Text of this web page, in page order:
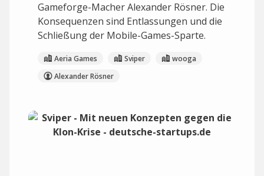
Gameforge-Macher Alexander Rösner. Die
Konsequenzen sind Entlassungen und die
Schließung der Mobile-Games-Sparte.
Aeria Games Sviper
wooga
Alexander Rösner